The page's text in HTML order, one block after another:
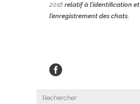
2016 relatif à l’identification et
l’enregistrement des chats.